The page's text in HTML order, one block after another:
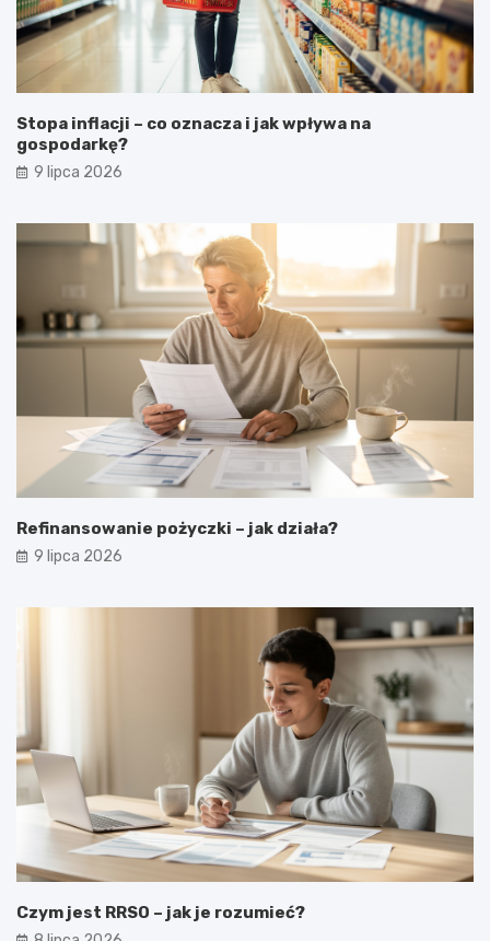
Stopa inflacji – co oznacza i jak wpływa na
gospodarkę?
9 lipca 2026
Refinansowanie pożyczki – jak działa?
9 lipca 2026
Czym jest RRSO – jak je rozumieć?